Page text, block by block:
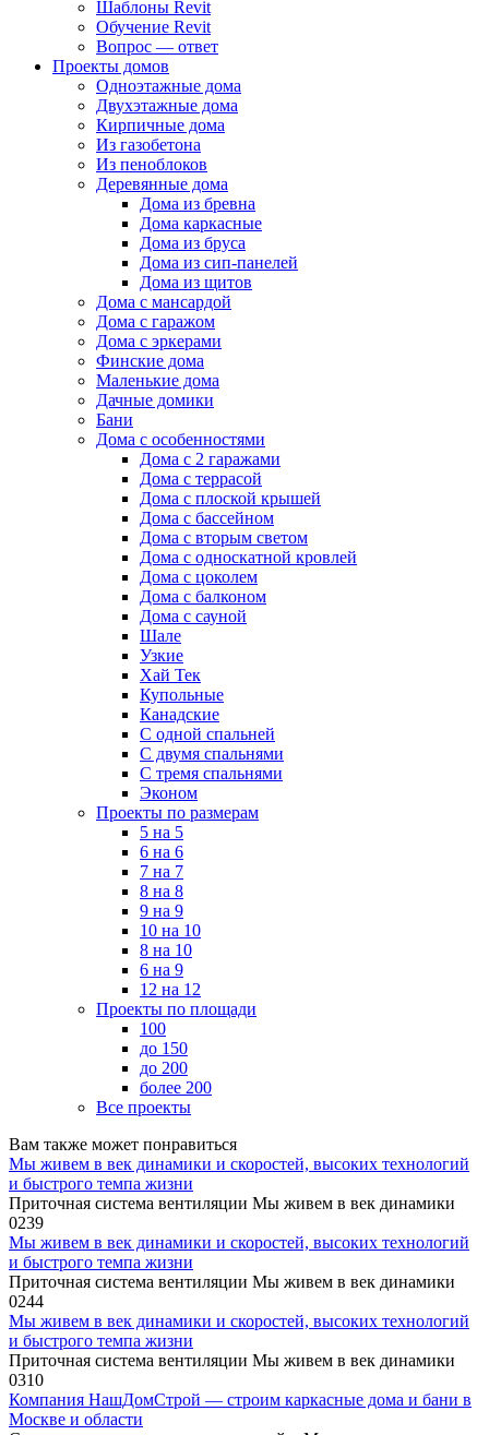
Шаблоны Revit
Обучение Revit
Вопрос — ответ
Проекты домов
Одноэтажные дома
Двухэтажные дома
Кирпичные дома
Из газобетона
Из пеноблоков
Деревянные дома
Дома из бревна
Дома каркасные
Дома из бруса
Дома из сип-панелей
Дома из щитов
Дома с мансардой
Дома с гаражом
Дома с эркерами
Финские дома
Маленькие дома
Дачные домики
Бани
Дома с особенностями
Дома с 2 гаражами
Дома с террасой
Дома с плоской крышей
Дома с бассейном
Дома с вторым светом
Дома с односкатной кровлей
Дома с цоколем
Дома с балконом
Дома с сауной
Шале
Узкие
Хай Тек
Купольные
Канадские
С одной спальней
С двумя спальнями
С тремя спальнями
Эконом
Проекты по размерам
5 на 5
6 на 6
7 на 7
8 на 8
9 на 9
10 на 10
8 на 10
6 на 9
12 на 12
Проекты по площади
100
до 150
до 200
более 200
Все проекты
Вам также может понравиться
Мы живем в век динамики и скоростей, высоких технологий
и быстрого темпа жизни
Приточная система вентиляции Мы живем в век динамики
0239
Мы живем в век динамики и скоростей, высоких технологий
и быстрого темпа жизни
Приточная система вентиляции Мы живем в век динамики
0244
Мы живем в век динамики и скоростей, высоких технологий
и быстрого темпа жизни
Приточная система вентиляции Мы живем в век динамики
0310
Компания НашДомСтрой — строим каркасные дома и бани в
Москве и области